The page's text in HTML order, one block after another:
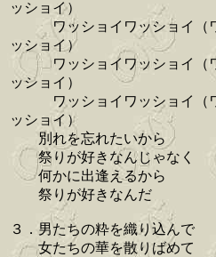
ッショイ）
ワッショイワッショイ（ワ
ッショイ）
ワッショイワッショイ（ワ
ッショイ）
ワッショイワッショイ（ワ
ッショイ）
別れを忘れたいから
祭りが好きなんじゃなく
何かに出逢えるから
祭りが好きなんだ
３．男たちの粋を織り込んで
女たちの華を散りばめて